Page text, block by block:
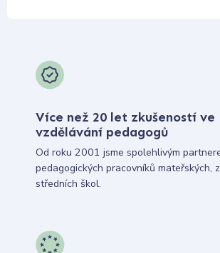
Více než 20 let zkušeností ve
vzdělávání pedagogů
Od roku 2001 jsme spolehlivým
pedagogických pracovníků mateřských,
středních škol.